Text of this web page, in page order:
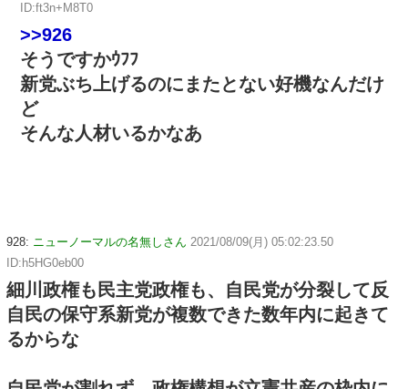
ID:ft3n+M8T0
>>926
そうですかｳﾌﾌ
新党ぶち上げるのにまたとない好機なんだけ
ど
そんな人材いるかなあ
928: ニューノーマルの名無しさん 2021/08/09(月) 05:02:23.50
ID:h5HG0eb00
細川政権も民主党政権も、自民党が分裂して反
自民の保守系新党が複数できた数年内に起きて
るからな